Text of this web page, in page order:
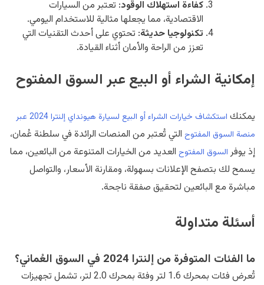
كفاءة استهلاك الوقود: تعتبر من السيارات
الاقتصادية، مما يجعلها مثالية للاستخدام اليومي.
تكنولوجيا حديثة: تحتوي على أحدث التقنيات التي
تعزز من الراحة والأمان أثناء القيادة.
إمكانية الشراء أو البيع عبر السوق المفتوح
يمكنك
استكشاف خيارات الشراء أو البيع لسيارة هيونداي إلنترا 2024 عبر
منصة السوق المفتوح التي تُعتبر من المنصات الرائدة في سلطنة عُمان،
إذ يوفرالسوق المفتوح العديد من الخيارات المتنوعة من البائعين، مما
يسمح لك بتصفح الإعلانات بسهولة، ومقارنة الأسعار، والتواصل
مباشرة مع البائعين لتحقيق صفقة ناجحة.
أسئلة متداولة
ما الفئات المتوفرة من إلنترا 2024 في السوق العُماني؟
تُعرض فئات بمحرك 1.6 لتر وفئة بمحرك 2.0 لتر، تشمل تجهيزات